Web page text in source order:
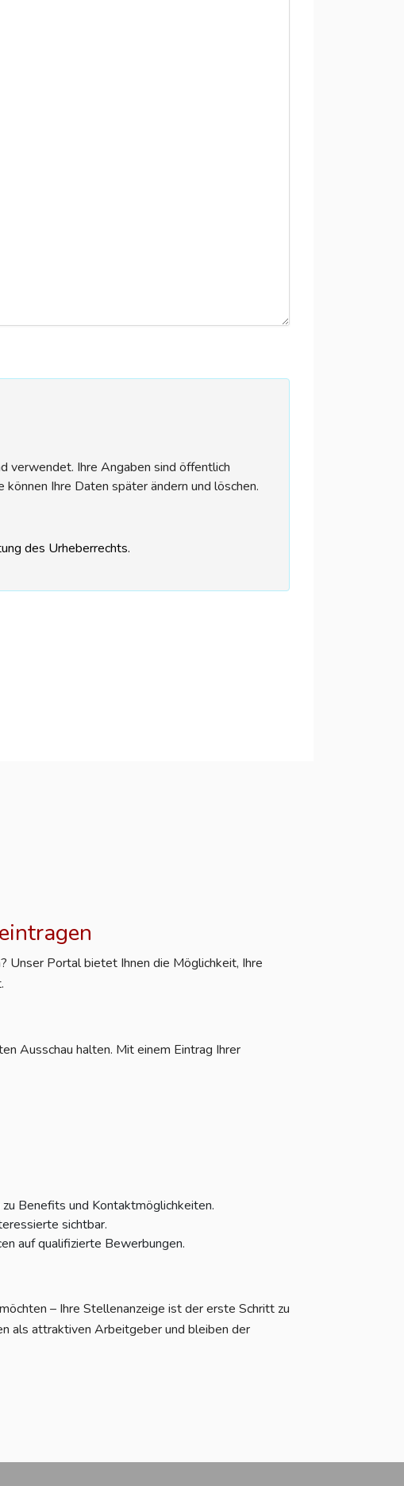
verwendet. Ihre Angaben sind öffentlich
Ihre Daten später ändern und löschen.
des Urheberrechts.
Unser Portal bietet Ihnen die Möglichkeit, Ihre
Ausschau halten. Mit einem Eintrag Ihrer
Benefits und Kontaktmöglichkeiten.
sichtbar.
auf qualifizierte Bewerbungen.
– Ihre Stellenanzeige ist der erste Schritt zu
als attraktiven Arbeitgeber und bleiben der